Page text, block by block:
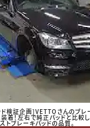
検証企画]VETTOさんのブレ
着！左右で純正パッドと比較
トブレーキパッドの品質。